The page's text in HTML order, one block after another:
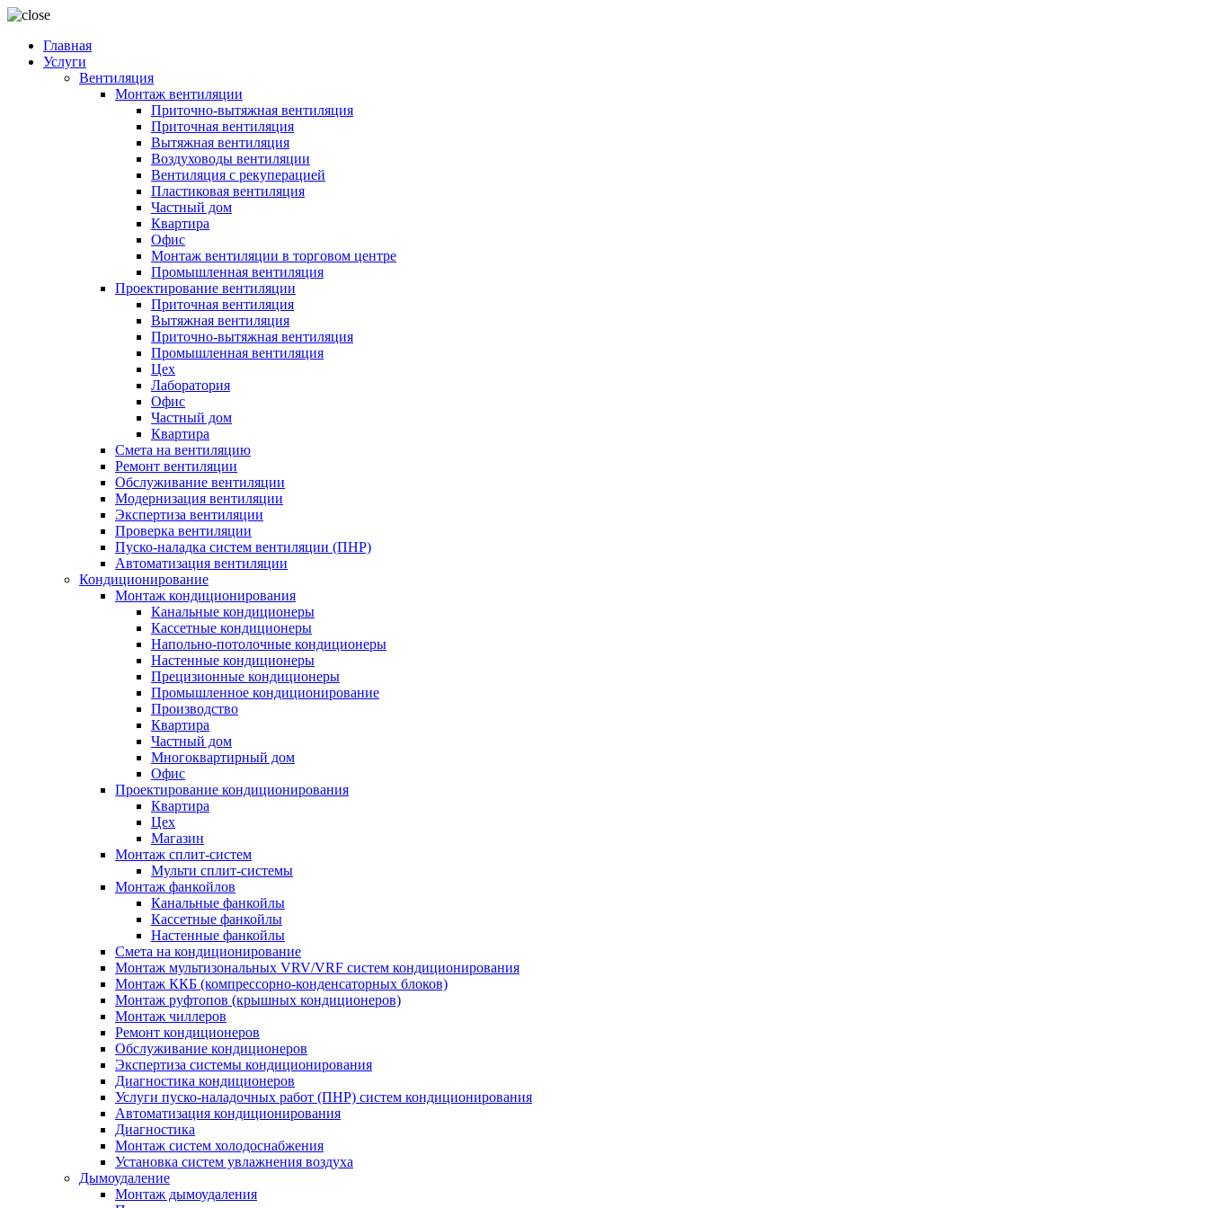
Главная
Услуги
Вентиляция
Монтаж вентиляции
Приточно-вытяжная вентиляция
Приточная вентиляция
Вытяжная вентиляция
Воздуховоды вентиляции
Вентиляция с рекуперацией
Пластиковая вентиляция
Частный дом
Квартира
Офис
Монтаж вентиляции в торговом центре
Промышленная вентиляция
Проектирование вентиляции
Приточная вентиляция
Вытяжная вентиляция
Приточно-вытяжная вентиляция
Промышленная вентиляция
Цех
Лаборатория
Офис
Частный дом
Квартира
Смета на вентиляцию
Ремонт вентиляции
Обслуживание вентиляции
Модернизация вентиляции
Экспертиза вентиляции
Проверка вентиляции
Пуско-наладка систем вентиляции (ПНР)
Автоматизация вентиляции
Кондиционирование
Монтаж кондиционирования
Канальные кондиционеры
Кассетные кондиционеры
Напольно-потолочные кондиционеры
Настенные кондиционеры
Прецизионные кондиционеры
Промышленное кондиционирование
Производство
Квартира
Частный дом
Многоквартирный дом
Офис
Проектирование кондиционирования
Квартира
Цех
Магазин
Монтаж сплит-систем
Мульти сплит-системы
Монтаж фанкойлов
Канальные фанкойлы
Кассетные фанкойлы
Настенные фанкойлы
Смета на кондиционирование
Монтаж мультизональных VRV/VRF систем кондиционирования
Монтаж ККБ (компрессорно-конденсаторных блоков)
Монтаж руфтопов (крышных кондиционеров)
Монтаж чиллеров
Ремонт кондиционеров
Обслуживание кондиционеров
Экспертиза системы кондиционирования
Диагностика кондиционеров
Услуги пуско-наладочных работ (ПНР) систем кондиционирования
Автоматизация кондиционирования
Диагностика
Монтаж систем холодоснабжения
Установка систем увлажнения воздуха
Дымоудаление
Монтаж дымоудаления